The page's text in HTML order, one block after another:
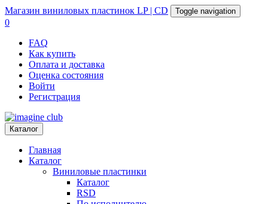
Магазин виниловых пластинок LP | CD Toggle navigation
0
FAQ
Как купить
Оплата и доставка
Оценка состояния
Войти
Регистрация
Каталог
Главная
Каталог
Виниловые пластинки
Каталог
RSD